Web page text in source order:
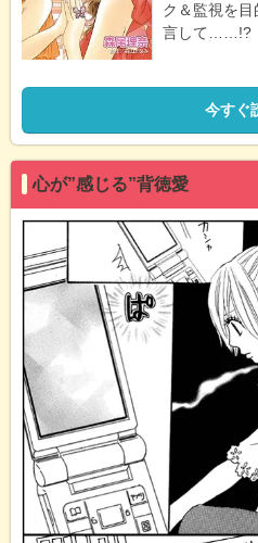
ク＆監視を
言して……!?
今すぐ
心が”感じる”背徳愛